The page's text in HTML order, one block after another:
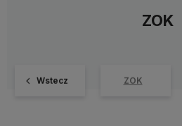
ZOK
Wstecz ZOK